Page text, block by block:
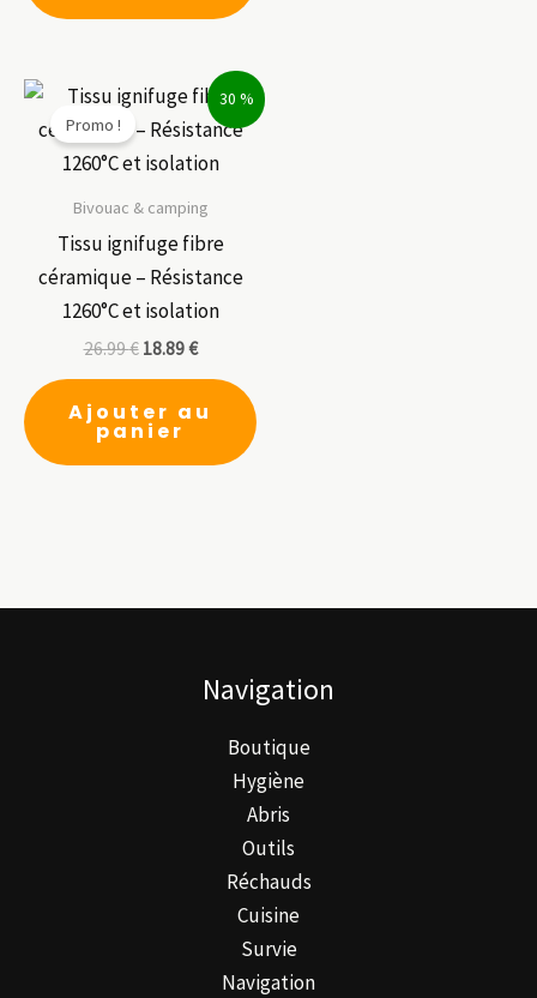
30 %
Promo !
Bivouac & camping
Tissu ignifuge fibre
céramique – Résistance
1260°C et isolation
26.99€ 18.89€
Ajouter au
panier
Navigation
Boutique
Hygiène
Abris
Outils
Réchauds
Cuisine
Survie
Navigation